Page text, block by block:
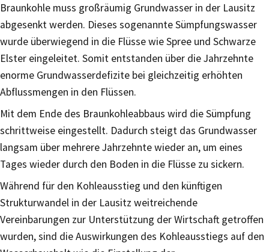
Braunkohle muss großräumig Grundwasser in der Lausitz
abgesenkt werden. Dieses sogenannte Sümpfungswasser
wurde überwiegend in die Flüsse wie Spree und Schwarze
Elster eingeleitet. Somit entstanden über die Jahrzehnte
enorme Grundwasserdefizite bei gleichzeitig erhöhten
Abflussmengen in den Flüssen.
Mit dem Ende des Braunkohleabbaus wird die Sümpfung
schrittweise eingestellt. Dadurch steigt das Grundwasser
langsam über mehrere Jahrzehnte wieder an, um eines
Tages wieder durch den Boden in die Flüsse zu sickern.
Während für den Kohleausstieg und den künftigen
Strukturwandel in der Lausitz weitreichende
Vereinbarungen zur Unterstützung der Wirtschaft getroffen
wurden, sind die Auswirkungen des Kohleausstiegs auf den